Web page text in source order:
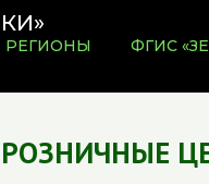
РЕГИОНЫ ФГИС
РОЗНИЧНЫЕ